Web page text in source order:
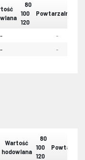
80
100
120
Powtarzalność
- -
- -
Wartość
hodowlana
80
100
120